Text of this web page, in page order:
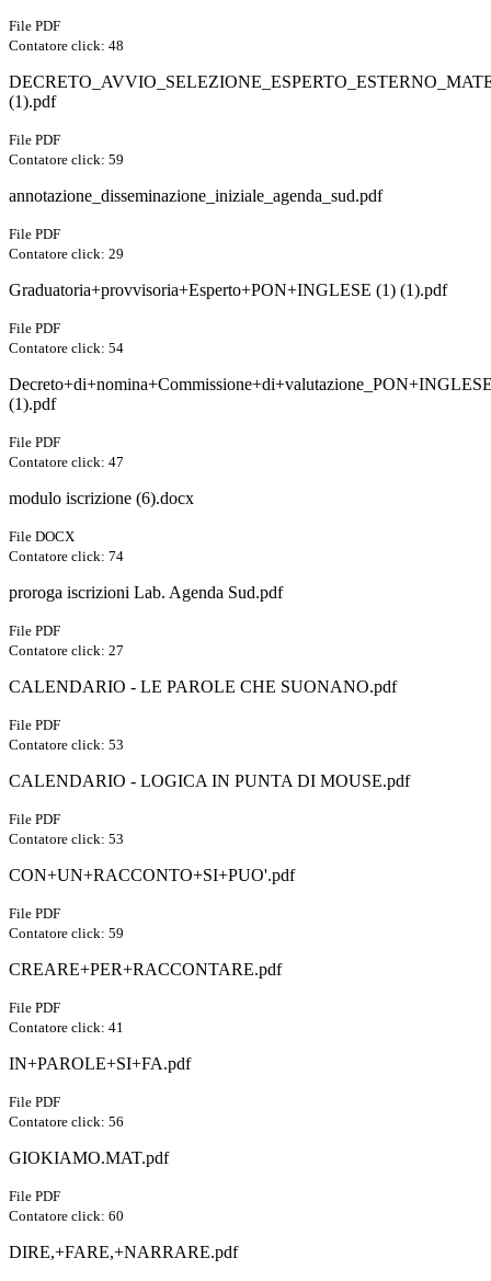
File PDF
Contatore click: 48
(1).pdf
File PDF
Contatore click: 59
annotazione_disseminazione_iniziale_agenda_sud.pdf
File PDF
Contatore click: 29
Graduatoria+provvisoria+Esperto+PON+INGLESE (1) (1).pdf
File PDF
Contatore click: 54
(1).pdf
File PDF
Contatore click: 47
modulo iscrizione (6).docx
File DOCX
Contatore click: 74
proroga iscrizioni Lab. Agenda Sud.pdf
File PDF
Contatore click: 27
CALENDARIO - LE PAROLE CHE SUONANO.pdf
File PDF
Contatore click: 53
CALENDARIO - LOGICA IN PUNTA DI MOUSE.pdf
File PDF
Contatore click: 53
CON+UN+RACCONTO+SI+PUO'.pdf
File PDF
Contatore click: 59
CREARE+PER+RACCONTARE.pdf
File PDF
Contatore click: 41
IN+PAROLE+SI+FA.pdf
File PDF
Contatore click: 56
GIOKIAMO.MAT.pdf
File PDF
Contatore click: 60
DIRE,+FARE,+NARRARE.pdf